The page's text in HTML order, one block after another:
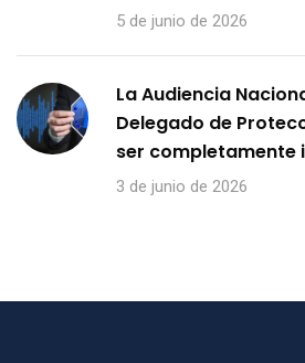
5 de junio de 2026
La Audiencia
Delegado de
ser completamente
3 de junio de 2026